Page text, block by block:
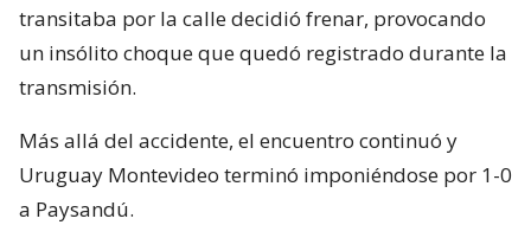
transitaba por la calle decidió frenar, provocando
un insólito choque que quedó registrado durante la
transmisión.
Más allá del accidente, el encuentro continuó y
Uruguay Montevideo terminó imponiéndose por 1-0
a Paysandú.